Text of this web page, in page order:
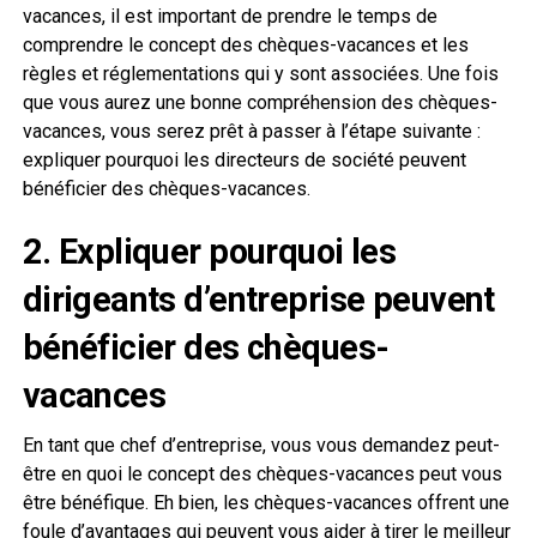
vacances, il est important de prendre le temps de
comprendre le concept des chèques-vacances et les
règles et réglementations qui y sont associées. Une fois
que vous aurez une bonne compréhension des chèques-
vacances, vous serez prêt à passer à l’étape suivante :
expliquer pourquoi les directeurs de société peuvent
bénéficier des chèques-vacances.
2. Expliquer pourquoi les
dirigeants d’entreprise peuvent
bénéficier des chèques-
vacances
En tant que chef d’entreprise, vous vous demandez peut-
être en quoi le concept des chèques-vacances peut vous
être bénéfique. Eh bien, les chèques-vacances offrent une
foule d’avantages qui peuvent vous aider à tirer le meilleur